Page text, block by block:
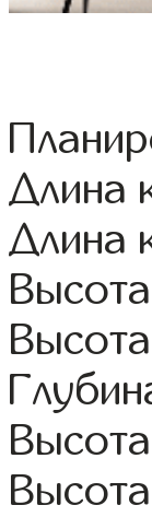
Длина
Длина